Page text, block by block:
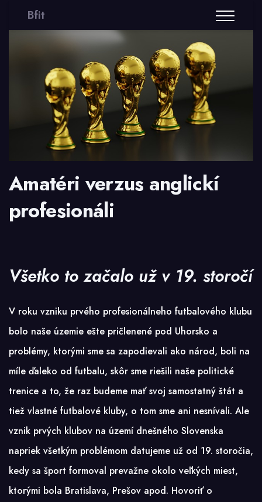
Bfit
Amatéri verzus anglickí
profesionáli
Všetko to začalo už v 19. storočí
V roku vzniku prvého profesionálneho futbalového klubu
bolo naše územie ešte pričlenené pod Uhorsko a
problémy, ktorými sme sa zapodievali ako národ, boli na
míle ďaleko od futbalu, skôr sme riešili naše politické
trenice a to, že raz budeme mať svoj samostatný štát a
tiež vlastné futbalové kluby, o tom sme ani nesnívali. Ale
vznik prvých klubov na území dnešného Slovenska
napriek všetkým problémom datujeme už od 19. storočia,
kedy sa šport formoval prevažne okolo veľkých miest,
ktorými bola Bratislava, Prešov apod. Hovoriť o